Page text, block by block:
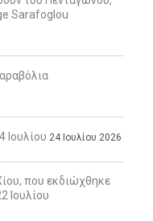
Sarafoglou
Ιουλίου 24 Ιουλίου 2026
που εκδιώχθηκε
Ιουλίου